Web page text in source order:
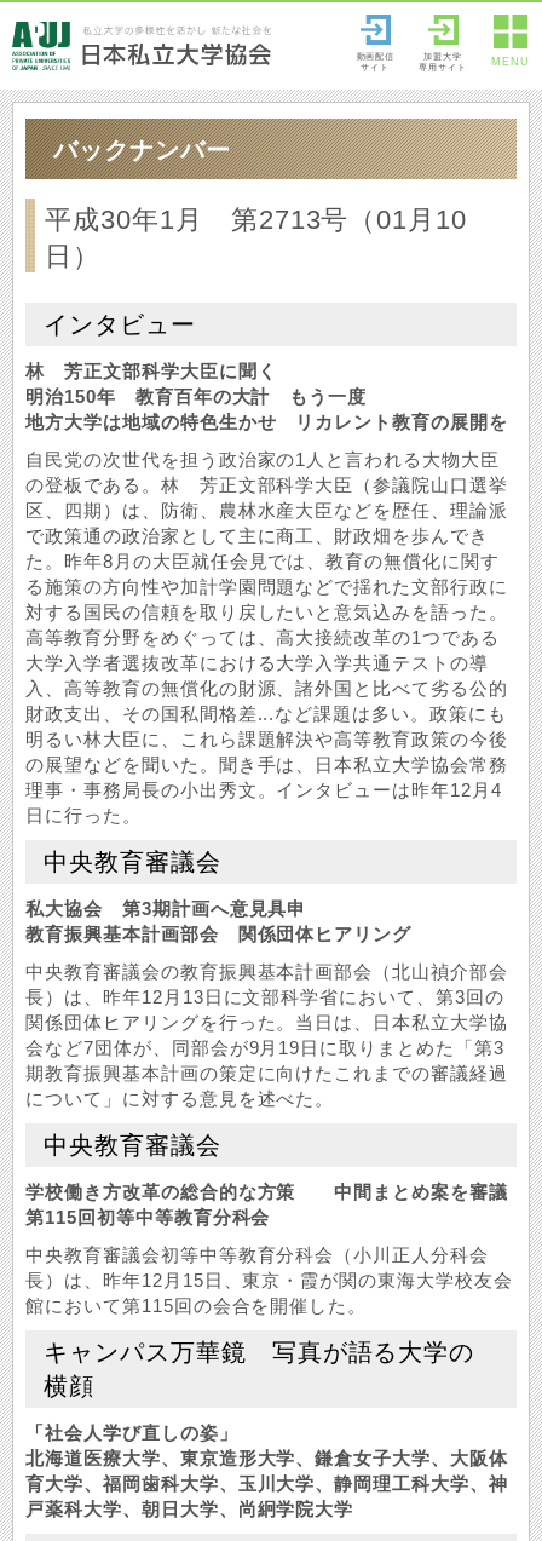
動画配信
サイト
加盟大学
専用サイト
MENU
バックナンバー
平成30年1月 第2713号（01月10
日）
インタビュー
林 芳正文部科学大臣に聞く
明治150年 教育百年の大計 もう一度
地方大学は地域の特色生かせ リカレント教育の展開を
自民党の次世代を担う政治家の1人と言われる大物大臣
の登板である。林 芳正文部科学大臣（参議院山口選挙
区、四期）は、防衛、農林水産大臣などを歴任、理論派
で政策通の政治家として主に商工、財政畑を歩んでき
た。昨年8月の大臣就任会見では、教育の無償化に関す
る施策の方向性や加計学園問題などで揺れた文部行政に
対する国民の信頼を取り戻したいと意気込みを語った。
高等教育分野をめぐっては、高大接続改革の1つである
大学入学者選抜改革における大学入学共通テストの導
入、高等教育の無償化の財源、諸外国と比べて劣る公的
財政支出、その国私間格差...など課題は多い。政策にも
明るい林大臣に、これら課題解決や高等教育政策の今後
の展望などを聞いた。聞き手は、日本私立大学協会常務
理事・事務局長の小出秀文。インタビューは昨年12月4
日に行った。
中央教育審議会
私大協会 第3期計画へ意見具申
教育振興基本計画部会 関係団体ヒアリング
中央教育審議会の教育振興基本計画部会（北山禎介部会
長）は、昨年12月13日に文部科学省において、第3回の
関係団体ヒアリングを行った。当日は、日本私立大学協
会など7団体が、同部会が9月19日に取りまとめた「第3
期教育振興基本計画の策定に向けたこれまでの審議経過
について」に対する意見を述べた。
中央教育審議会
学校働き方改革の総合的な方策 中間まとめ案を審議
第115回初等中等教育分科会
中央教育審議会初等中等教育分科会（小川正人分科会
長）は、昨年12月15日、東京・霞が関の東海大学校友会
館において第115回の会合を開催した。
キャンパス万華鏡 写真が語る大学の
横顔
「社会人学び直しの姿」
北海道医療大学、東京造形大学、鎌倉女子大学、大阪体
育大学、福岡歯科大学、玉川大学、静岡理工科大学、神
戸薬科大学、朝日大学、尚絅学院大学